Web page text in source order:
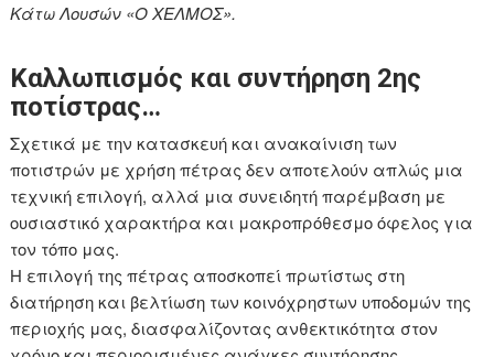
Κάτω Λουσών «Ο ΧΕΛΜΟΣ».
Καλλωπισμός και συντήρηση 2ης
ποτίστρας…
Σχετικά με την κατασκευή και ανακαίνιση των
ποτιστρών με χρήση πέτρας δεν αποτελούν απλώς μια
τεχνική επιλογή, αλλά μια συνειδητή παρέμβαση με
ουσιαστικό χαρακτήρα και μακροπρόθεσμο όφελος για
τον τόπο μας.
Η επιλογή της πέτρας αποσκοπεί πρωτίστως στη
διατήρηση και βελτίωση των κοινόχρηστων υποδομών της
περιοχής μας, διασφαλίζοντας ανθεκτικότητα στον